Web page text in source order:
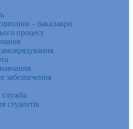
– бакалаври
процесу
забезпечення
служба
студентів